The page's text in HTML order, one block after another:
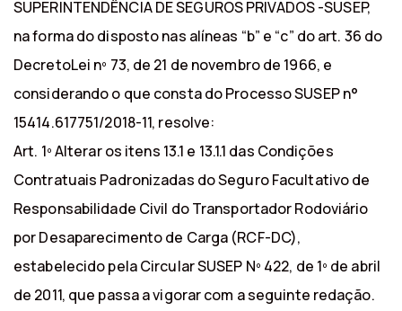
SUPERINTENDÊNCIA DE SEGUROS PRIVADOS -SUSEP,
na forma do disposto nas alíneas “b” e “c” do art. 36 do
DecretoLei nº 73, de 21 de novembro de 1966, e
considerando o que consta do Processo SUSEP n°
15414.617751/2018-11, resolve:
Art. 1º Alterar os itens 13.1 e 13.1.1 das Condições
Contratuais Padronizadas do Seguro Facultativo de
Responsabilidade Civil do Transportador Rodoviário
por Desaparecimento de Carga (RCF-DC),
estabelecido pela Circular SUSEP Nº 422, de 1º de abril
de 2011, que passa a vigorar com a seguinte redação.